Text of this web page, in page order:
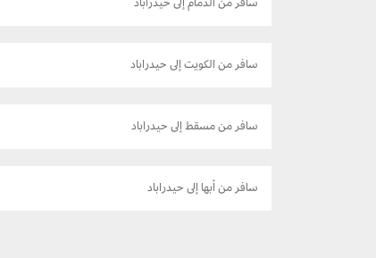
سافر من الدمام إلى حيدراباد
سافر من الكويت إلى حيدراباد
سافر من مسقط إلى حيدراباد
سافر من أبها إلى حيدراباد